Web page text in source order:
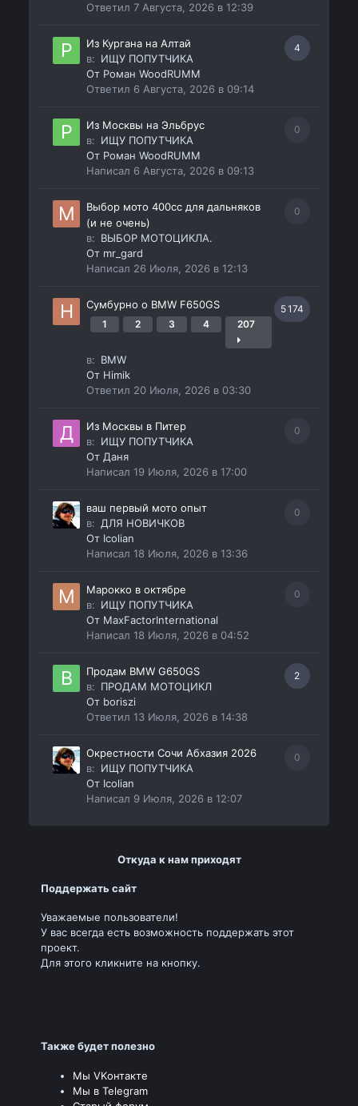
Ответил7 Августа, 2026 в 12:39
4
Из Кургана на Алтай
в: ИЩУ ПОПУТЧИКА
От Роман WoodRUMM
Ответил 6 Августа, 2026 в 09:14
0
Из Москвы на Эльбрус
в: ИЩУ ПОПУТЧИКА
От Роман WoodRUMM
Написал 6 Августа, 2026 в 09:13
0
Выбор мото 400сс для дальняков
(и не очень)
в: ВЫБОР МОТОЦИКЛА.
От mr_gard
Написал 26 Июля, 2026 в 12:13
5 174
Сумбурно о BMW F650GS
1 2 3 4 207
в: BMW
От Himik
Ответил 20 Июля, 2026 в 03:30
0
Из Москвы в Питер
в: ИЩУ ПОПУТЧИКА
ОтДаня
Написал19 Июля, 2026 в 17:00
0
ваш первый мото опыт
в: ДЛЯ НОВИЧКОВ
От Icolian
Написал18 Июля, 2026 в 13:36
0
Марокко в октябре
в: ИЩУ ПОПУТЧИКА
От MaxFactorInternational
Написал18 Июля, 2026 в 04:52
2
Продам BMW G650GS
в: ПРОДАМ МОТОЦИКЛ
От boriszi
Ответил13 Июля, 2026 в 14:38
0
Окрестности Сочи Абхазия 2026
в: ИЩУ ПОПУТЧИКА
От Icolian
Написал 9 Июля, 2026 в 12:07
Откуда к нам приходят
Поддержать сайт
Уважаемые пользователи!
У вас всегда есть возможность поддержать этот
проект.
Для этого кликните на кнопку.
Также будет полезно
Мы VKонтакте
Мы в Telegram